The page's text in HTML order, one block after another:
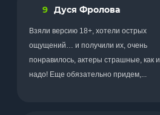
9 Дуся Фролова
Взяли версию 18+, хотели острых
ощущений… и получили их, очень
понравилось, актеры страшные, как и
надо! Еще обязательно придем,...